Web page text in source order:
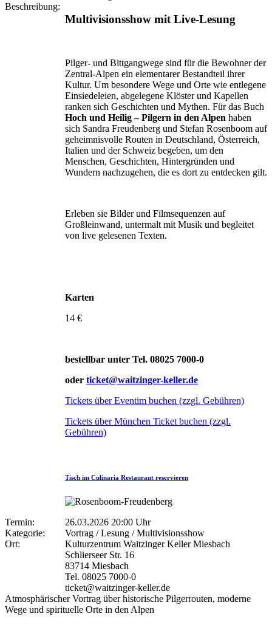
Beschreibung:
Multivisionsshow mit Live-Lesung
Pilger- und Bittgangwege sind für die Bewohner der
Zentral-Alpen ein elementarer Bestandteil ihrer
Kultur. Um besondere Wege und Orte wie entlegene
Einsie­deleien, abgelegene Klöster und Kapellen
ranken sich Geschichten und Mythen. Für das Buch
Hoch und Heilig – Pilgern in den Alpen haben
sich Sandra Freudenberg und Stefan Rosenboom auf
geheimnisvolle Routen in Deutschland, Österreich,
Italien und der Schweiz bege­ben, um den
Menschen, Geschichten, Hintergründen und
Wundern nachzugehen, die es dort zu entdecken gilt.
Erleben sie Bilder und Filmsequenzen auf
Großleinwand, untermalt mit Musik und begleitet
von live gelesenen Texten.
Karten
14 €
bestellbar unter Tel. 08025 7000-0
oder ticket@waitzinger-keller.de
Tickets über Eventim buchen (zzgl. Gebühren)
Tickets über München Ticket buchen (zzgl.
Gebühren)
Tisch im Culinaria Restaurant reservieren
Termin:
26.03.2026 20:00 Uhr
Kategorie:
Vortrag / Lesung / Multivisionsshow
Ort:
Kulturzentrum Waitzinger Keller Miesbach
Schlierseer Str. 16
83714 Miesbach
Tel. 08025 7000-0
ticket@waitzinger-keller.de
Atmosphärischer Vortrag über historische Pilgerrouten, moderne
Wege und spirituelle Orte in den Alpen